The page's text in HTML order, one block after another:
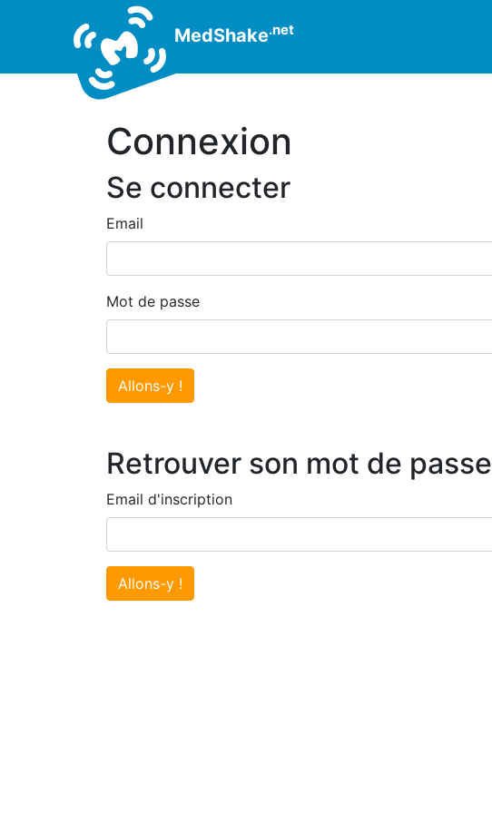
MedShake.net
Connexion
Se connecter
Email
Mot de passe
Allons-y !
Retrouver son mot de passe
Email d'inscription
Allons-y !